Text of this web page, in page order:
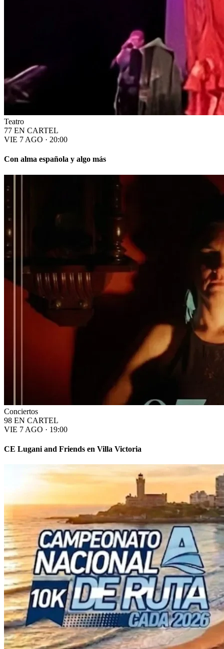
Teatro
77 EN CARTEL
VIE 7 AGO · 20:00
Con alma española y algo más
Conciertos
98 EN CARTEL
VIE 7 AGO · 19:00
CE Lugani and Friends en Villa Victoria